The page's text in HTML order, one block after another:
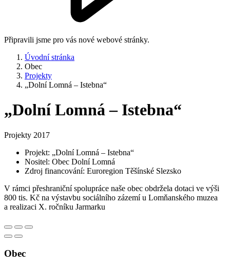
Připravili jsme pro vás nové webové stránky.
Úvodní stránka
Obec
Projekty
„Dolní Lomná – Istebna“
„Dolní Lomná – Istebna“
Projekty 2017
Projekt: „Dolní Lomná – Istebna“
Nositel: Obec Dolní Lomná
Zdroj financování: Euroregion Těšínské Slezsko
V rámci přeshraniční spolupráce naše obec obdržela dotaci ve výši
800 tis. Kč na výstavbu sociálního zázemí u Lomňanského muzea
a realizaci X. ročníku Jarmarku
Obec